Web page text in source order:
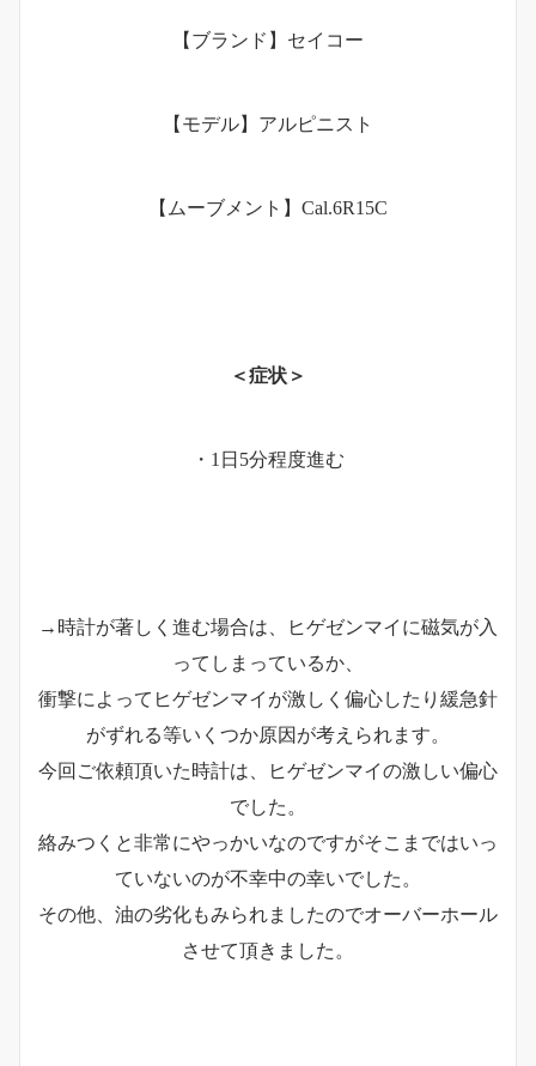
【ブランド】セイコー
【モデル】アルピニスト
【ムーブメント】Cal.6R15C
＜症状＞
・1日5分程度進む
→時計が著しく進む場合は、ヒゲゼンマイに磁気が入
ってしまっているか、
衝撃によってヒゲゼンマイが激しく偏心したり緩急針
がずれる等いくつか原因が考えられます。
今回ご依頼頂いた時計は、ヒゲゼンマイの激しい偏心
でした。
絡みつくと非常にやっかいなのですがそこまではいっ
ていないのが不幸中の幸いでした。
その他、油の劣化もみられましたのでオーバーホール
させて頂きました。